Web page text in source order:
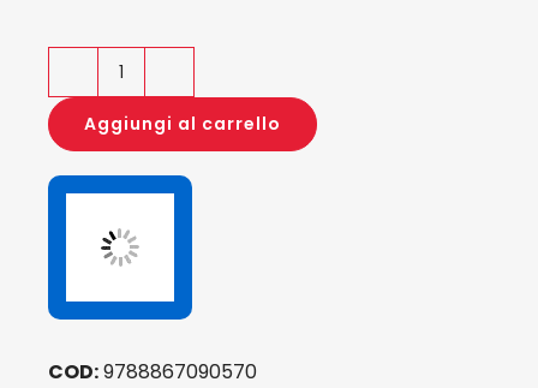
La
comunicazione
pedagogica
quantità
Aggiungi al carrello
COD:9788867090570